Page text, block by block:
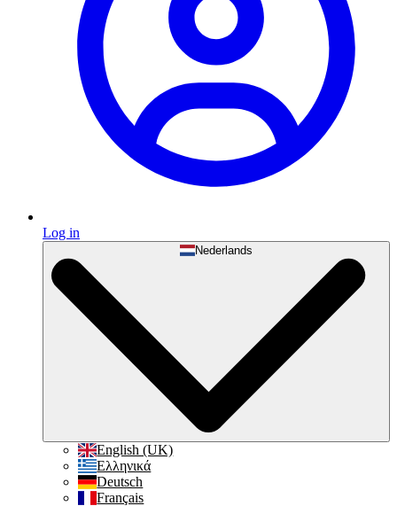
Log in
Nederlands
English (UK)
Ελληνικά
Deutsch
Français